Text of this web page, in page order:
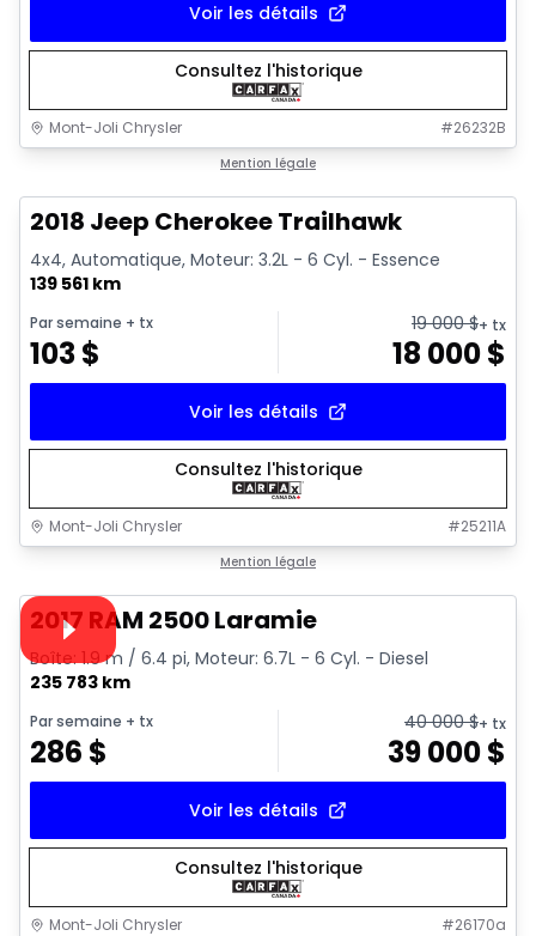
Voir les détails
Consultez l'historique
Mont-Joli Chrysler #26232B
Mention légale
2018 Jeep Cherokee Trailhawk
4x4, Automatique, Moteur: 3.2L - 6 Cyl. - Essence
139 561 km
Par semaine + tx
103$
19 000$+ tx
18 000$
Voir les détails
Consultez l'historique
Mont-Joli Chrysler #25211A
Mention légale
Vidéo disponible
2017 RAM 2500 Laramie
Boîte: 1.9 m / 6.4 pi, Moteur: 6.7L - 6 Cyl. - Diesel
235 783 km
Par semaine + tx
286 $
40 000$+ tx
39 000$
Voir les détails
Consultez l'historique
Mont-Joli Chrysler #26170a